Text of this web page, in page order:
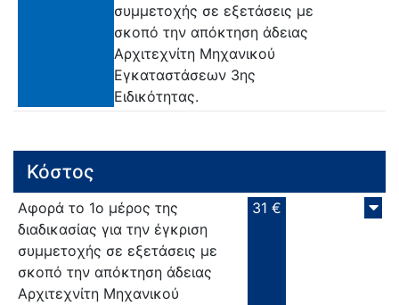
συμμετοχής σε εξετάσεις με
σκοπό την απόκτηση άδειας
Αρχιτεχνίτη Μηχανικού
Εγκαταστάσεων 3ης
Ειδικότητας.
Κόστος
Αφορά το 1ο μέρος της
διαδικασίας για την έγκριση
συμμετοχής σε εξετάσεις με
σκοπό την απόκτηση άδειας
Aρχιτεχνίτη Μηχανικού
31 €